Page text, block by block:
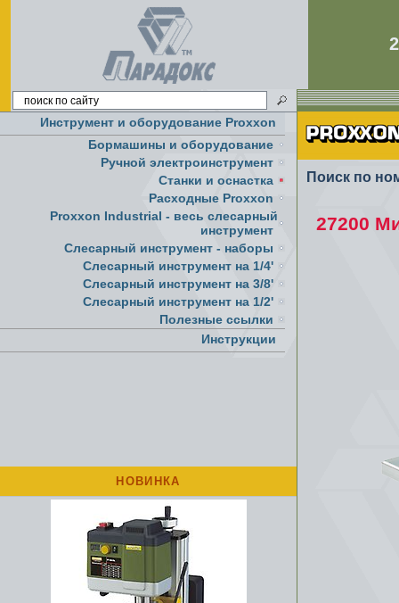
Инструмент и оборудование Proxxon
Бормашины и оборудование
Ручной электроинструмент
Cтанки и оснастка
Расходные Proxxon
Proxxon Industrial - весь слесарный
инструмент
Слесарный инструмент - наборы
Слесарный инструмент на 1/4'
Слесарный инструмент на 3/8'
Слесарный инструмент на 1/2'
Полезные ссылки
Инструкции
НОВИНКА
Поиск по
27200